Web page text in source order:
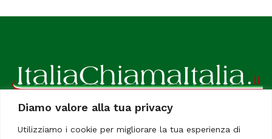
Diamo valore alla tua privacy
Utilizziamo i cookie per migliorare la tua esperienza di
ItaliaChiamaItalia, il TUO quotidiano online preferito.